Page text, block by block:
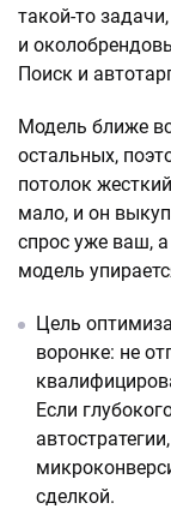
такой-то
и
Поиск и
Модель ближе
остальных,
потолок
мало, и он
спрос уже ваш,
модель
Цель
воронке: не
Если
сделкой.